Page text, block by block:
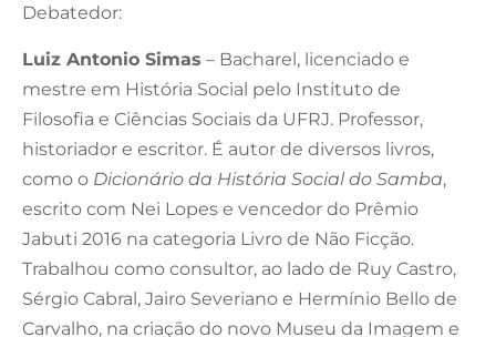
Debatedor:
Luiz Antonio Simas – Bacharel, licenciado e
mestre em História Social pelo Instituto de
Filosofia e Ciências Sociais da UFRJ. Professor,
historiador e escritor. É autor de diversos livros,
como o Dicionário da História Social do Samba,
escrito com Nei Lopes e vencedor do Prêmio
Jabuti 2016 na categoria Livro de Não Ficção.
Trabalhou como consultor, ao lado de Ruy Castro,
Sérgio Cabral, Jairo Severiano e Hermínio Bello de
Carvalho, na criação do novo Museu da Imagem e